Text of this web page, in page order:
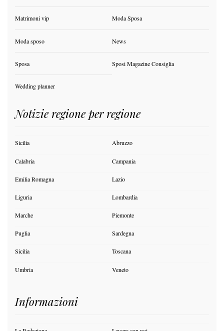
Matrimoni vip Moda Sposa
Moda sposo News
Sposa Sposi Magazine Consiglia
Wedding planner
Notizie regione per regione
Sicilia Abruzzo
Calabria Campania
Emilia Romagna Lazio
Liguria Lombardia
Marche Piemonte
Puglia Sardegna
Sicilia Toscana
Umbria Veneto
Informazioni